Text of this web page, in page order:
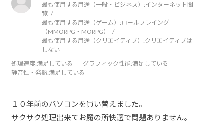
最も使用する用途（一般・ビジネス）:インターネット閲
覧
最も使用する用途（ゲーム）:ロールプレイング
（MMORPG・MORPG）
最も使用する用途（クリエイティブ）:クリエイティブは
しない
処理速度:満足している グラフィック性能:満足している
静音性・発熱:満足している
１０年前のパソコンを買い替えました。
サクサク処理出来てお魔の所快適で問題ありません。